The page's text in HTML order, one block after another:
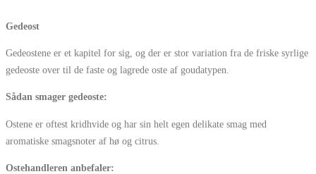
Gedeost
Gedeostene er et kapitel for sig, og der er stor variation fra de friske syrlige
gedeoste over til de faste og lagrede oste af goudatypen.
Sådan smager gedeoste:
Ostene er oftest kridhvide og har sin helt egen delikate smag med
aromatiske smagsnoter af hø og citrus.
Ostehandleren anbefaler: